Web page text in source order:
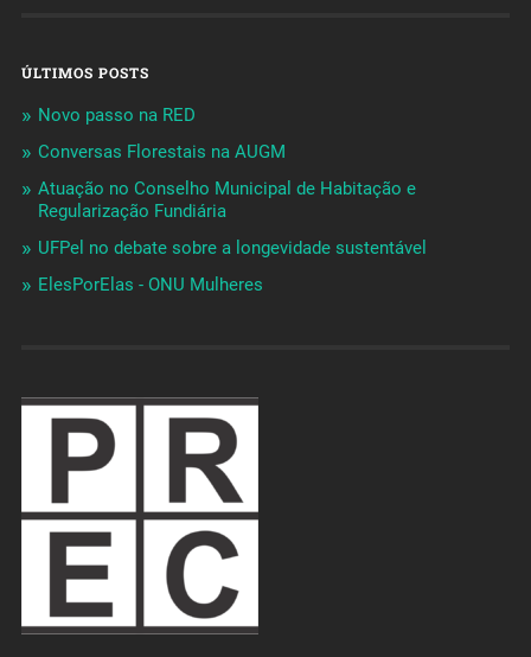
ÚLTIMOS POSTS
Novo passo na RED
Conversas Florestais na AUGM
Atuação no Conselho Municipal de Habitação e
Regularização Fundiária
UFPel no debate sobre a longevidade sustentável
ElesPorElas - ONU Mulheres